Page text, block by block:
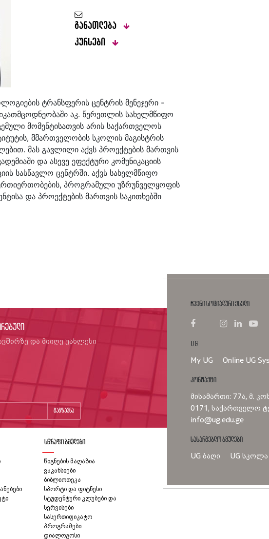
განათლება
კურსები
ტრანსფერის ცენტრის მენეჯერი -
აკ. წერეთლის სახელმწიფო
მომენტისათვის არის საქართველოს
მმართველობის სკოლის მაგისტრის
მას გავლილი აქვს პროექტების მართვის
და ასევე ეფექტური კომუნიკაციის
სასწავლო ცენტრში. აქვს სახელმწიფო
პროგრამული უზრუნველყოფის
და პროექტების მართვის საკითხებში
და მიიღე უახლესი
გაგზავნა
ჩვენი სოციალური ქსელი
UG
My UG Online UG
კონტაქტი
მისამართი: 77ა, მ.
0171, საქართველო
info@ug.edu.ge
სასარგებლო ბმულები
UG ბაღი UG სკოლა
სწრაფი ბმულები
წიგნების მაღაზია
ვაკანსიები
ბიბლიოთეკა
სპორტი და ფიტნესი
სტუდენტური კლუბები და
სერვისები
სასერთიფიკატო
პროგრამები
დიალოგოსი